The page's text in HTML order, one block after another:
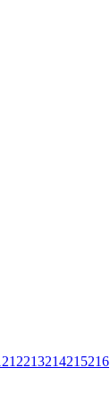
212213214215216